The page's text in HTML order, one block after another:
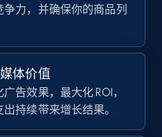
Gtin,
力，并确保你的商品列
体价值
告效果，最大化 ROI，
持续带来增长结果。